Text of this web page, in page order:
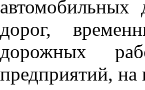
автомобильных
дорог,
дорожных
предприятий, на